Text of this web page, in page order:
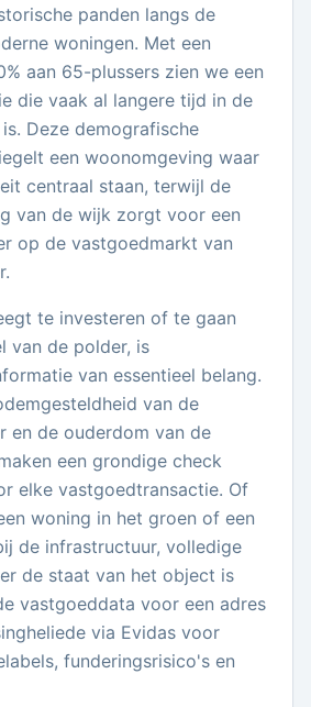
panden langs de
woningen. Met een
aan 65-plussers zien we een
die vaak al langere tijd in de
Deze demografische
een woonomgeving waar
centraal staan, terwijl de
van de wijk zorgt voor een
op de vastgoedmarkt van
te investeren of te gaan
van de polder, is
van essentieel belang.
van de
en de ouderdom van de
een grondige check
elke vastgoedtransactie. Of
woning in het groen of een
de infrastructuur, volledige
de staat van het object is
vastgoeddata voor een adres
via Evidas voor
funderingsrisico's en